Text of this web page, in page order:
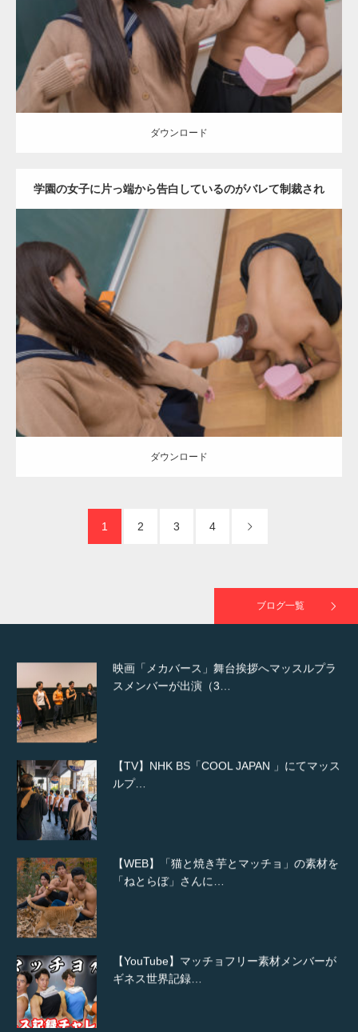
ダウンロード
ダウンロード
学園の女子に片っ端から告白しているのがバレて制裁され
2022.01.28
Category:バレンタインのマッチョ(学校) kaichan Kaori
ダウンロード
ダウンロード
1 2 3 4
ブログ一覧
ギネス世界記録…
【TV】TBS番組「ひるおび」にてマッスルプ
ラスが紹介されま…
TOKYO FMラジオ番組「ONE MORNING」
で紹介さ…
映画「メカバース」舞台挨拶へマッスルプラ
スメンバーが出演（3…
【TV】NHK BS「COOL JAPAN 」にてマッス
ルプ…
【WEB】「猫と焼き芋とマッチョ」の素材を
「ねとらぼ」さんに…
【YouTube】マッチョフリー素材メンバーが
ギネス世界記録…